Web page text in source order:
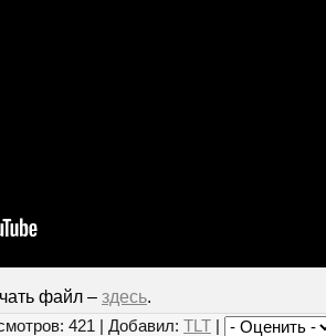
файл – здесь.
421 | Добавил: TLT